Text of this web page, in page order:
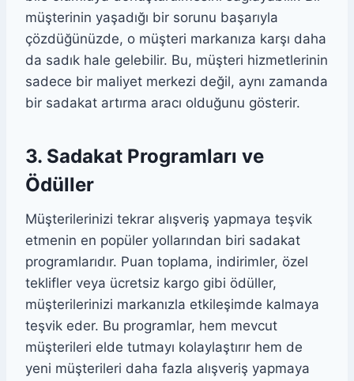
müşterinin yaşadığı bir sorunu başarıyla
çözdüğünüzde, o müşteri markanıza karşı daha
da sadık hale gelebilir. Bu, müşteri hizmetlerinin
sadece bir maliyet merkezi değil, aynı zamanda
bir sadakat artırma aracı olduğunu gösterir.
3. Sadakat Programları ve
Ödüller
Müşterilerinizi tekrar alışveriş yapmaya teşvik
etmenin en popüler yollarından biri sadakat
programlarıdır. Puan toplama, indirimler, özel
teklifler veya ücretsiz kargo gibi ödüller,
müşterilerinizi markanızla etkileşimde kalmaya
teşvik eder. Bu programlar, hem mevcut
müşterileri elde tutmayı kolaylaştırır hem de
yeni müşterileri daha fazla alışveriş yapmaya